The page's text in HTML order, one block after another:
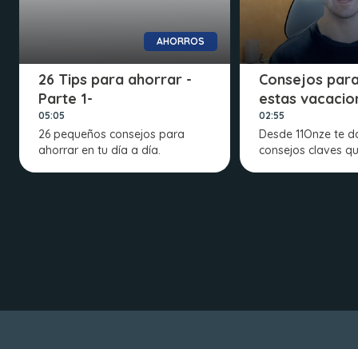
AHORROS
26 Tips para ahorrar -
Parte 1-
05:05
26 pequeños consejos para
ahorrar en tu día a día.
Consejos
estas
02:55
Desde 11Onze te
consejos claves